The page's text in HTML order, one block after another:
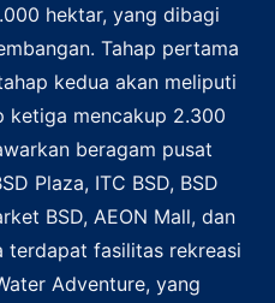
hektar, yang dibagi
Tahap pertama
kedua akan meliputi
ketiga mencakup 2.300
beragam pusat
Plaza, ITC BSD, BSD
BSD, AEON Mall, dan
terdapat fasilitas rekreasi
Adventure, yang